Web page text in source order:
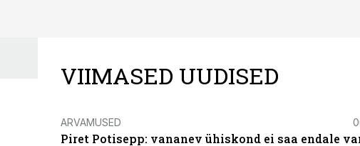
VIIMASED UUDISED
ARVAMUSED
Piret Potisepp: vananev ühiskond ei saa endale